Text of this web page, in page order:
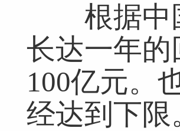
根据中国
长达一年的
100亿元。
经达到下限